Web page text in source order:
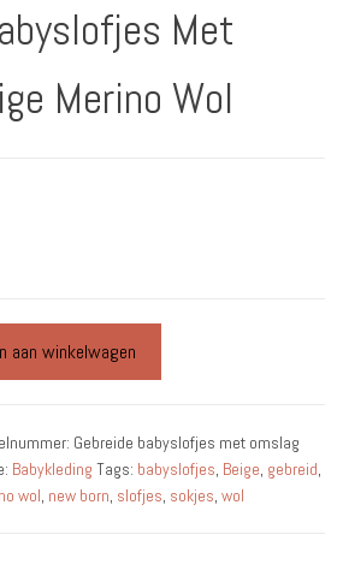
Met
Merino Wol
aan winkelwagen
Gebreide babyslofjes met omslag
Babykleding Tags: babyslofjes Beige gebreid
wol new born slofjes sokjes wol